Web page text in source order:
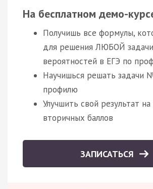
На бесплатном демо-
Получишь все формулы,
для решения ЛЮБОЙ
вероятностей в ЕГЭ по
Научишься решать задачи
профилю
Улучшить свой результат на
вторичных баллов
ЗАПИСАТЬСЯ